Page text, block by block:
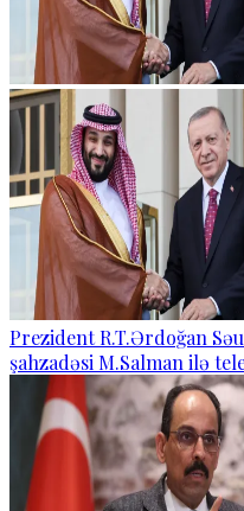
Prezident R.T.Ərdoğan
şahzadəsi M.Salman ilə